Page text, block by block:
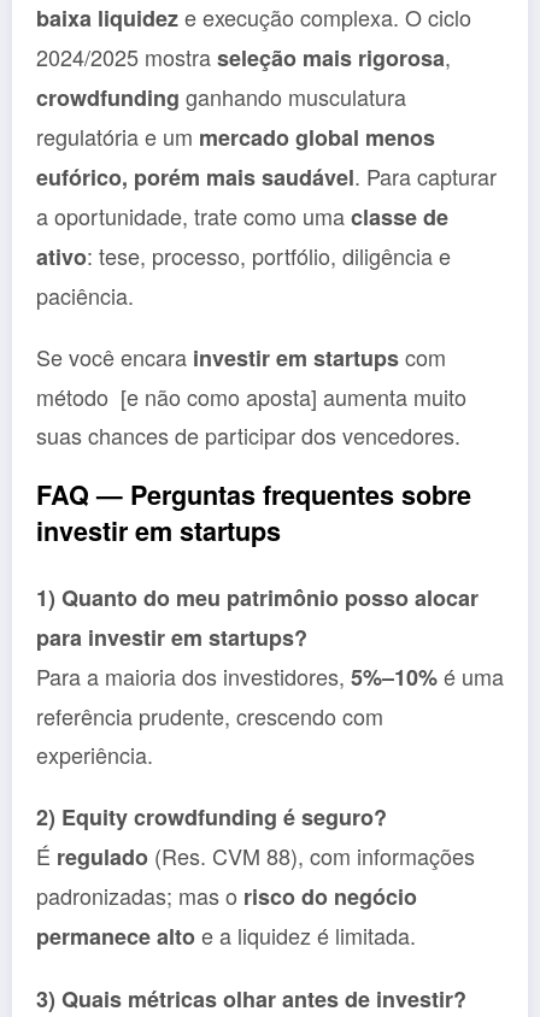
baixa liquideze execução complexa. O ciclo
2024/2025 mostraseleção mais rigorosa,
crowdfunding ganhando musculatura
regulatória e um mercado global menos
eufórico, porém mais saudável. Para capturar
a oportunidade, trate como umaclasse de
ativo: tese, processo, portfólio, diligência e
paciência.
Se você encara investir em startupscom
método [e não como aposta] aumenta muito
suas chances de participar dos vencedores.
FAQ — Perguntas frequentes sobre
investir em startups
1) Quanto do meu patrimônio posso alocar
para investir em startups?
Para a maioria dos investidores, 5%–10%é uma
referência prudente, crescendo com
experiência.
2) Equity crowdfunding é seguro?
É regulado (Res. CVM 88), com informações
padronizadas; mas o risco do negócio
permanece altoe a liquidez é limitada.
3) Quais métricas olhar antes de investir?